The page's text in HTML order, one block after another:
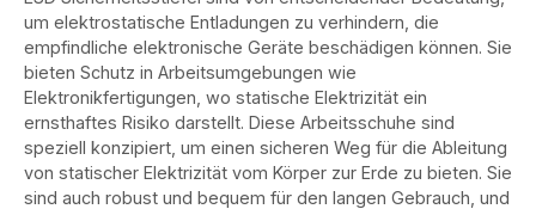
um elektrostatische Entladungen zu verhindern, die
empfindliche elektronische Geräte beschädigen können. Sie
bieten Schutz in Arbeitsumgebungen wie
Elektronikfertigungen, wo statische Elektrizität ein
ernsthaftes Risiko darstellt. Diese Arbeitsschuhe sind
speziell konzipiert, um einen sicheren Weg für die Ableitung
von statischer Elektrizität vom Körper zur Erde zu bieten. Sie
sind auch robust und bequem für den langen Gebrauch, und